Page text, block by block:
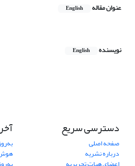
عنوان مقاله English
نویسنده English
دسترسی سریع
صفحه اصلی
درباره نشریه